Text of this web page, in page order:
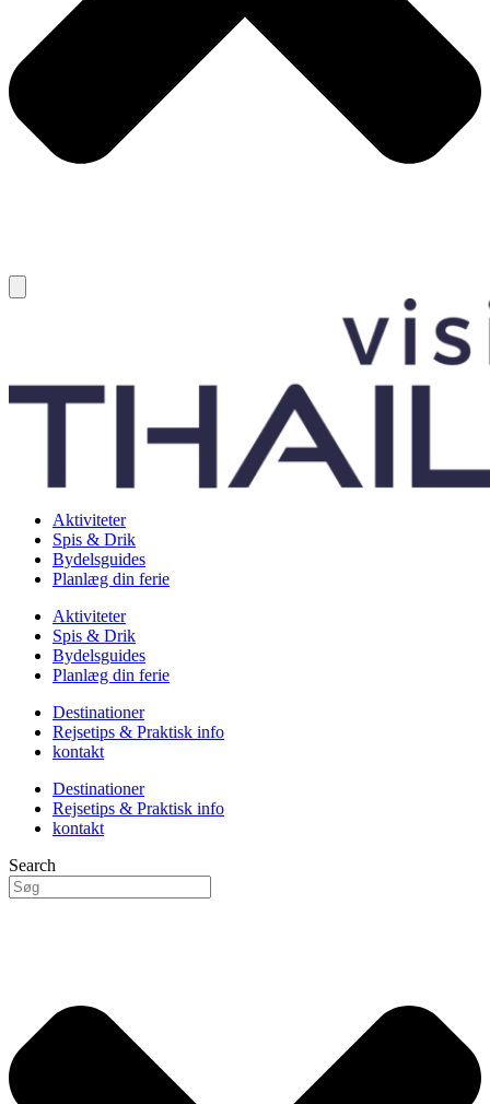
Aktiviteter
Spis & Drik
Bydelsguides
Planlæg din ferie
Aktiviteter
Spis & Drik
Bydelsguides
Planlæg din ferie
Destinationer
Rejsetips & Praktisk info
kontakt
Destinationer
Rejsetips & Praktisk info
kontakt
Search